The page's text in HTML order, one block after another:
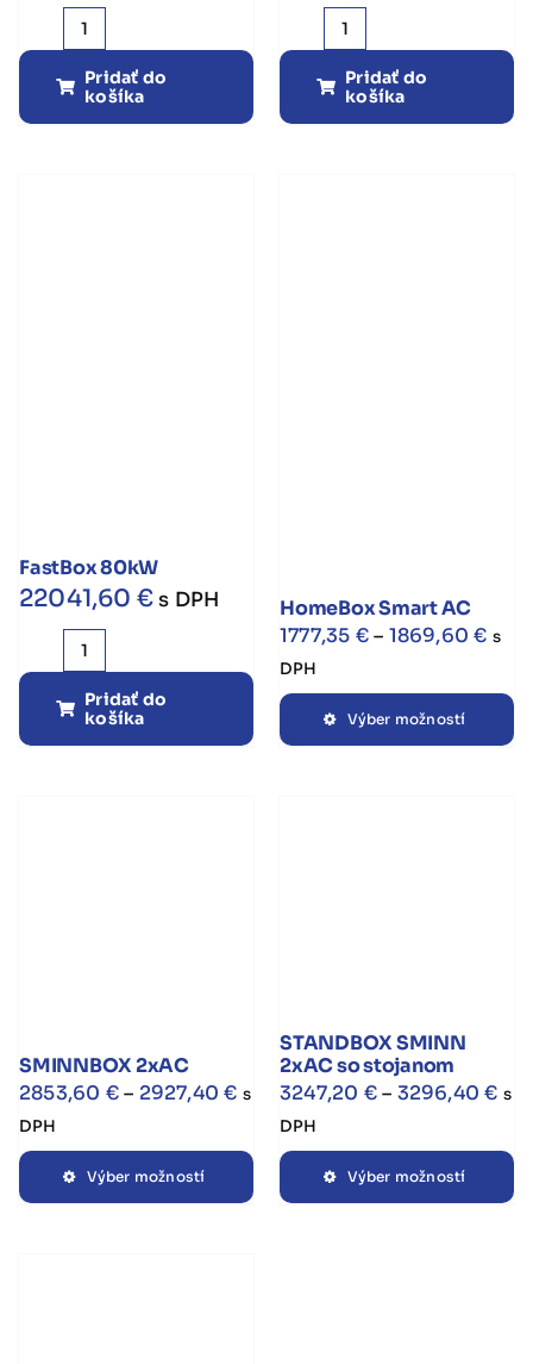
množstvo
FastBox
40kW
2xDC
Pridať do
košíka
množstvo
FastBox
60kW
2xDC,
Pridať do
košíka
FastBox 80kW
22041,60 € s DPH
množstvo
FastBox
80kW
Pridať do
košíka
HomeBox Smart AC
1777,35 € – 1869,60€ s
DPH
Výber možností
SMINNBOX 2xAC
2853,60 € – 2927,40€Price
range:
2853,60 €
through
s
DPH
Výber možností
Tento
produkt
STANDBOX SMINN
2xAC so stojanom
3247,20 € – 3296,40€ s
DPH
Výber možností